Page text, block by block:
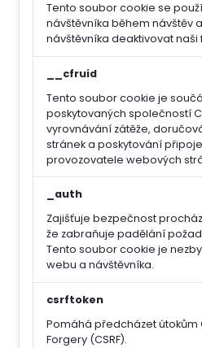
Tento soubor cookie se
návštěvníka během návštěv
návštěvníka deaktivovat naši
__cfruid
Tento soubor cookie je
poskytovaných společností
vyrovnávání zátěže,
stránek a poskytování
provozovatele webových
_auth
Zajišťuje bezpečnost
že zabraňuje padělání
Tento soubor cookie je
webu a návštěvníka.
csrftoken
Pomáhá předcházet útokům
Forgery (CSRF).